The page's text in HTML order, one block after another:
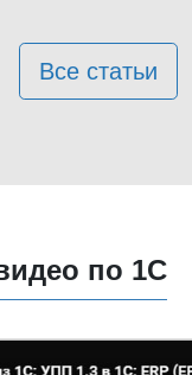
Все статьи
по 1С